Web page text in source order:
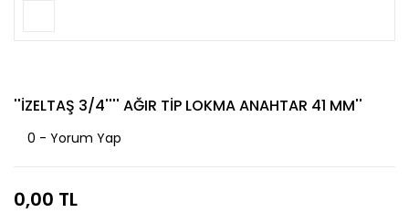
''İZELTAŞ 3/4'''' AĞIR TİP LOKMA ANAHTAR 41 MM''
0 - Yorum Yap
0,00 TL